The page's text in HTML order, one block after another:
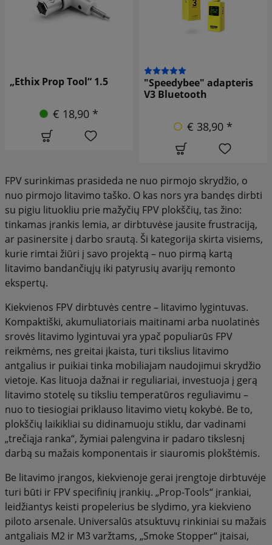
"Speedybee" adapteris
TBS stiklo ND filtras
ND16
€ 6,90 € 5,90 *
FPV surinkimas prasideda ne nuo pirmojo skrydžio, o
nuo pirmojo litavimo taško. O kas nors yra bandęs dirbti
su pigiu lituokliu prie mažyčių FPV plokščių, tas žino:
tinkamas įrankis lemia, ar dirbtuvėse jausite frustraciją,
ar pasinersite į darbo srautą. Ši kategorija skirta visiems,
kurie rimtai žiūri į savo projektą – nuo pirmą kartą
litavimo bandančiųjų iki patyrusių avarijų remonto
ekspertų.
Kiekvienos FPV dirbtuvės centre – litavimo lygintuvas.
Kompaktiški, akumuliatoriais maitinami arba nuolatinės
srovės litavimo lygintuvai yra ypač populiarūs FPV
reikmėms, nes greitai įkaista, turi tikslius litavimo
antgalius ir puikiai tinka mobiliajam naudojimui skrydžio
vietoje. Kas lituoja dažnai ir reguliariai, investuoja į gerą
litavimo stotelę su tiksliu temperatūros reguliavimu –
nuo to tiesiogiai priklauso litavimo vietų kokybė. Be to,
plokščių laikikliai su didinamuoju stiklu, dar vadinami
„trečiąja ranka“, žymiai palengvina ir padaro tikslesnį
darbą su mažais komponentais ir siauromis plokštėmis.
Be litavimo įrangos, kiekvienoje gerai įrengtoje dirbtuvėje
turi būti ir FPV specifinių įrankių. „Prop-Tools“ įrankiai,
leidžiantys keisti propelerius be slydimo, yra kiekvieno
piloto arsenale. Universalūs atsuktuvų rinkiniai su mažais
antgaliais M2 ir M3 varžtams, „Smoke Stopper“ įtaisai,